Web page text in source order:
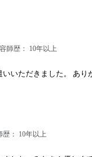
師歴： 10年以上
いただきました。 あり
歴： 10年以上